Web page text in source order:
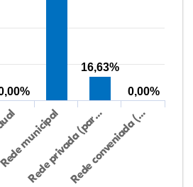
municipal
Rede privada (par…Rede conveniada (…
16,63%
0,00%